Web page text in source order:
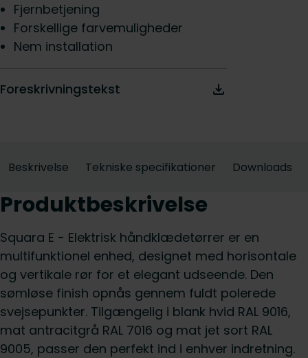
Fjernbetjening
Forskellige farvemuligheder
Nem installation
Foreskrivningstekst
Beskrivelse Tekniske specifikationer Downloads
Produktbeskrivelse
Squara E - Elektrisk håndklædetørrer er en
multifunktionel enhed, designet med horisontale
og vertikale rør for et elegant udseende. Den
sømløse finish opnås gennem fuldt polerede
svejsepunkter. Tilgængelig i blank hvid RAL 9016,
mat antracitgrå RAL 7016 og mat jet sort RAL
9005, passer den perfekt ind i enhver indretning.